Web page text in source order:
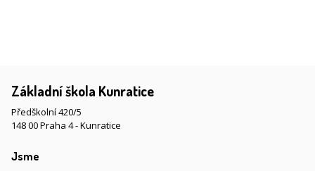
Základní škola Kunratice
Předškolní 420/5
148 00 Praha 4 - Kunratice
Jsme